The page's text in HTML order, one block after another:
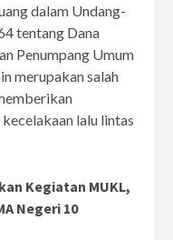
dalam Undang-
tentang Dana
Penumpang Umum
merupakan salah
lalu lintas
Kegiatan MUKL,
Negeri 10